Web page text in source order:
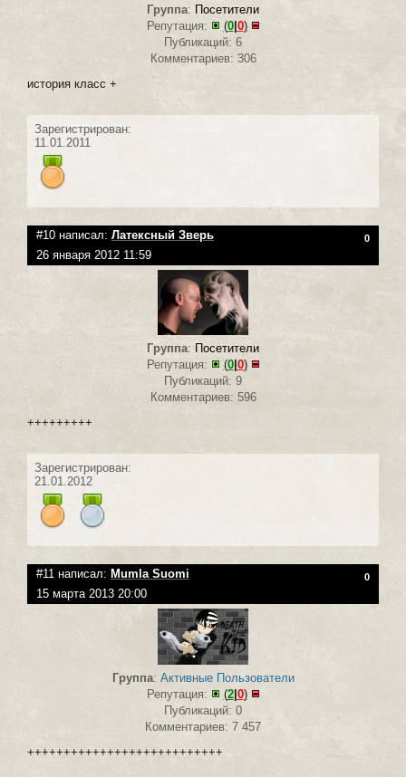
Группа: Посетители
Репутация:
(0| 0)
Публикаций: 6
Комментариев: 306
история класс +
Зарегистрирован:
11.01.2011
#10 написал: Латексный Зверь 0
26 января 2012 11:59
Группа: Посетители
Репутация:
(0| 0)
Публикаций: 9
Комментариев: 596
+++++++++
Зарегистрирован:
21.01.2012
#11 написал: Mumla Suomi 0
15 марта 2013 20:00
Группа: Активные Пользователи
Репутация:
(2| 0)
Публикаций: 0
Комментариев: 7 457
+++++++++++++++++++++++++++